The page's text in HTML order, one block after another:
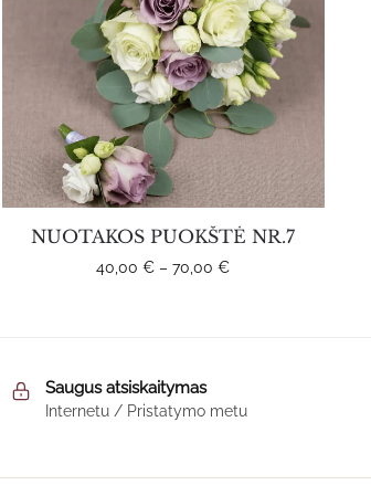
NUOTAKOS PUOKŠTĖ NR.7
40,00€ – 70,00€Price
product
has
Saugus atsiskaitymas
Internetu / Pristatymo metu